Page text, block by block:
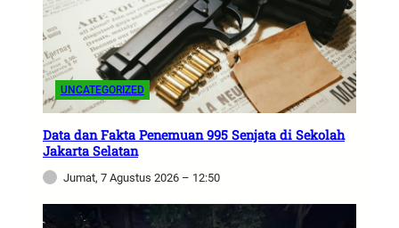
UNCATEGORIZED
Data dan Fakta Penemuan 995 Senjata di Sekolah
Jakarta Selatan
Jumat, 7 Agustus 2026 – 12:50